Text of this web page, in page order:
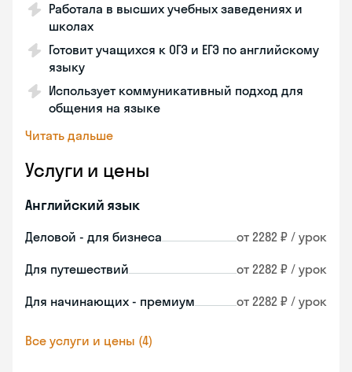
Работала в высших учебных заведениях и
школах
Готовит учащихся к ОГЭ и ЕГЭ по английскому
языку
Использует коммуникативный подход для
общения на языке
Читать дальше
Услуги и цены
Английский язык
Деловой - для бизнеса от 2282 ₽ / урок
Для путешествий от 2282 ₽ / урок
Для начинающих - премиум от 2282 ₽ / урок
Все услуги и цены (4)